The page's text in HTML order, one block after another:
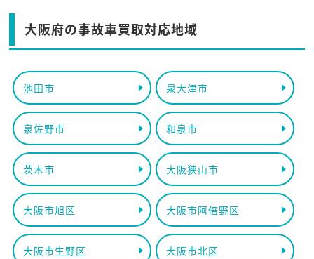
大阪府の事故車買取対応地域
池田市 泉大津市
泉佐野市 和泉市
茨木市 大阪狭山市
大阪市旭区 大阪市阿倍野区
大阪市生野区 大阪市北区